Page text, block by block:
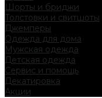
Шорты и бриджи
Толстовки и свитшоты
Джемперы
Одежда для дома
Мужская одежда
Детская одежда
Сервис и помощь
Декатировка
Акции